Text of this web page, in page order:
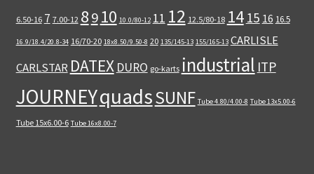
6.50-16 7 7.00-12 89 10 10.0/80-12 11 12 12.5/80-18 14 15 16 16.5
16.9/18.4/20.8-34 16/70-20 18x8.50/9.50-8 20 135/145-13 155/165-13 CARLISLE
CARLSTAR DATEX DURO go-karts industrial ITP
JOURNEYquadsSUNF Tube 4.80/4.00-8 Tube 13x5.00-6
Tube 15x6.00-6 Tube 16x8.00-7